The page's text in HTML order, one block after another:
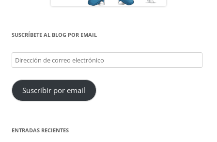
SUSCRÍBETE AL BLOG POR EMAIL
Dirección
de
correo
electrónico
Suscribir por email
ENTRADAS RECIENTES